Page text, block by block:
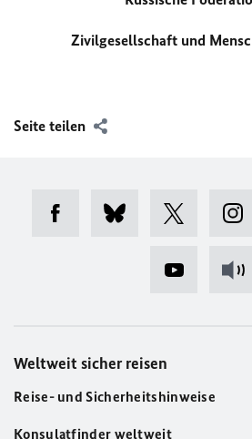
Zivilgesellschaft und
Seite teilen
Weltweit sicher reisen
Reise- und Sicherheitshinweise
Konsulatfinder weltweit